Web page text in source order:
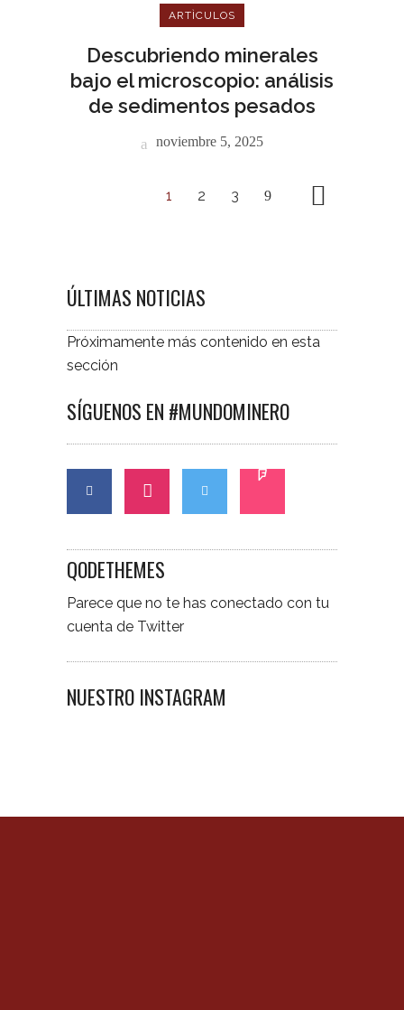
ARTÌCULOS
Descubriendo minerales
bajo el microscopio: análisis
de sedimentos pesados
noviembre 5, 2025
1 2 3
ÚLTIMAS NOTICIAS
Próximamente más contenido en esta
sección
SÍGUENOS EN #MUNDOMINERO
QODETHEMES
Parece que no te has conectado con tu
cuenta de Twitter
NUESTRO INSTAGRAM